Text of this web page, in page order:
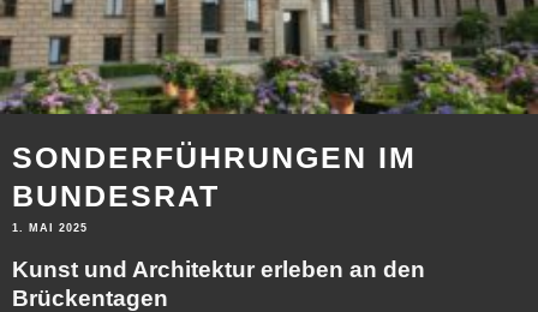
SONDERFÜHRUNGEN IM
BUNDESRAT
1. MAI 2025
Kunst und Architektur erleben an den
Brückentagen